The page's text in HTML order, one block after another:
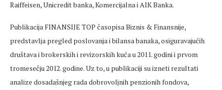
Raiffeisen, Unicredit banka, Komercijalna i AIK Banka.
Publikacija FINANSIJE TOP časopisa Biznis & Finansnije,
predstavlja pregled poslovanja i bilansa banaka, osiguravajućih
društava i brokerskih i revizorskih kuća u 2011. godini i prvom
tromesečju 2012. godine. Uz to, u publikaciji su izneti rezultati
analize dosadašnjeg rada dobrovoljnih penzionih fondova,